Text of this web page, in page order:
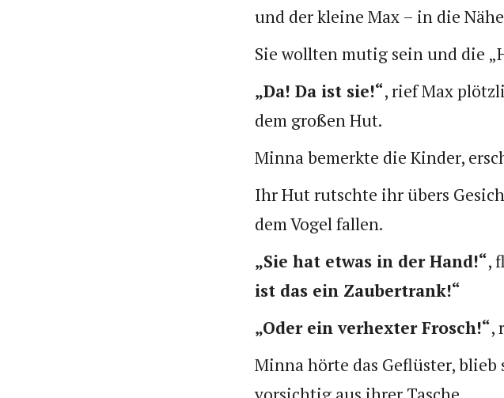
und der kleine Max – in die
Sie wollten mutig sein und die
„Da! Da ist sie!“, rief Max
dem großen Hut.
Minna bemerkte die Kinder,
Ihr Hut rutschte ihr übers
dem Vogel fallen.
„Sie hat etwas in der Hand!“,
ist das ein Zaubertrank!“
„Oder ein verhexter Frosch!“,
Minna hörte das Geflüster,